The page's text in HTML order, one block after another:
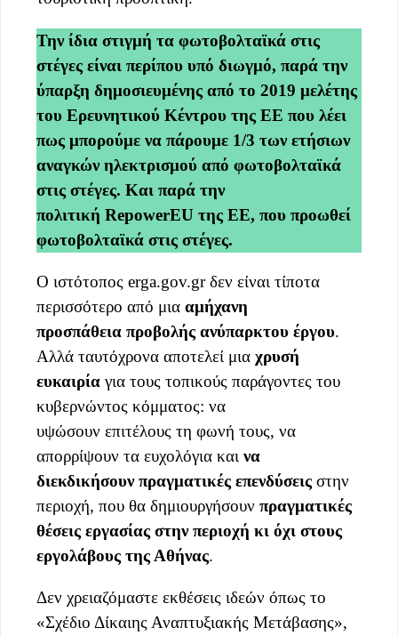
Την ίδια στιγμή τα φωτοβολταϊκά στις
στέγες είναι περίπου υπό διωγμό, παρά την
ύπαρξη δημοσιευμένης από το 2019 μελέτης
του Ερευνητικού Κέντρου της ΕΕ που λέει
πως μπορούμε να πάρουμε 1/3 των ετήσιων
αναγκών ηλεκτρισμού από φωτοβολταϊκά
στις στέγες. Και παρά την
πολιτική RepowerEU της ΕΕ, που προωθεί
φωτοβολταϊκά στις στέγες.
Ο ιστότοπος erga.gov.gr δεν είναι τίποτα
περισσότερο από μια αμήχανη
προσπάθεια προβολής ανύπαρκτου έργου.
Αλλά ταυτόχρονα αποτελεί μια χρυσή
ευκαιρία για τους τοπικούς παράγοντες του
κυβερνώντος κόμματος: να
υψώσουν επιτέλους τη φωνή τους, να
απορρίψουν τα ευχολόγια και να
διεκδικήσουν πραγματικές επενδύσεις στην
περιοχή, που θα δημιουργήσουν πραγματικές
θέσεις εργασίας στην περιοχή κι όχι στους
εργολάβους της Αθήνας.
Δεν χρειαζόμαστε εκθέσεις ιδεών όπως το
«Σχέδιο Δίκαιης Αναπτυξιακής Μετάβασης»,